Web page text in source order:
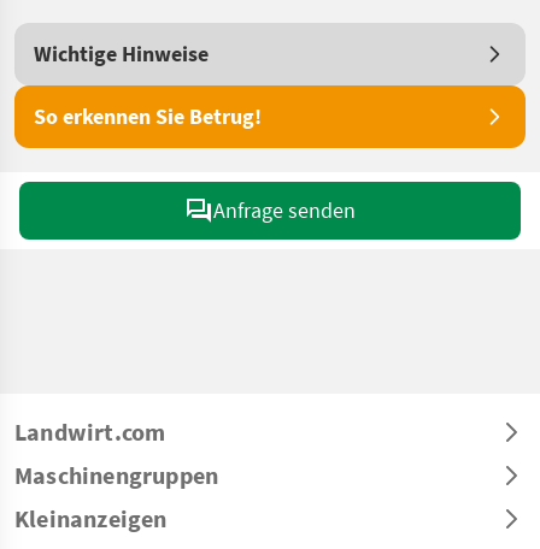
Wichtige Hinweise
So erkennen Sie Betrug!
Anfrage senden
Landwirt.com
Maschinengruppen
Kleinanzeigen